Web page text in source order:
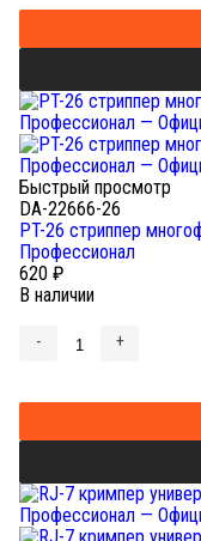
Быстрый просмотр
DA-22666-26
PT-26 стриппер
Профессионал
620 ₽
В наличии
- +